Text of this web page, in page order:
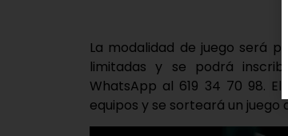
La modalidad de juego será
limitadas y se podrá
WhatsApp al 619 34 70 98.
equipos y se sorteará un juego